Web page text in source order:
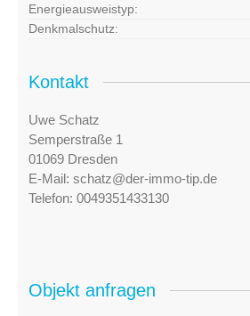
Energieausweistyp:
Denkmalschutz:
Kontakt
Uwe Schatz
Semperstraße 1
01069 Dresden
E-Mail: schatz@der-immo-tip.de
Telefon: 0049351433130
Objekt anfragen